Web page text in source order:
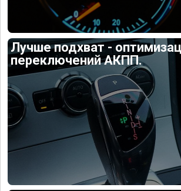
Лучше подхват -
переключений АКПП.